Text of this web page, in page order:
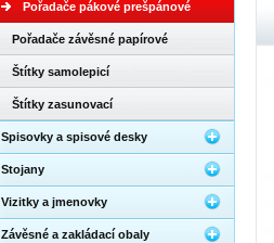
Pořadače pákové prešpánové
Pořadače závěsné papírové
Štítky samolepicí
Štítky zasunovací
Spisovky a spisové desky
Stojany
Vizitky a jmenovky
Závěsné a zakládací obaly